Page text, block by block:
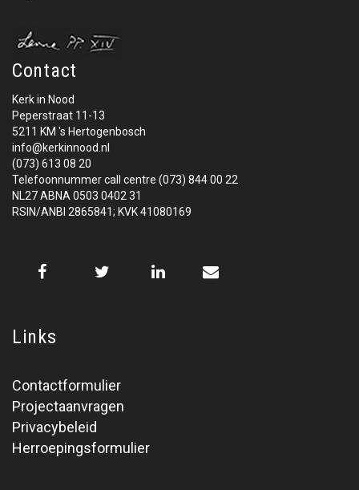
Contact
Kerk in Nood
Peperstraat 11-13
5211 KM 's Hertogenbosch
info@kerkinnood.nl
(073) 613 08 20
Telefoonnummer call centre (073) 844 00 22
NL27 ABNA 0503 0402 31
RSIN/ANBI 2865841; KVK 41080169
Links
Contactformulier
Projectaanvragen
Privacybeleid
Herroepingsformulier